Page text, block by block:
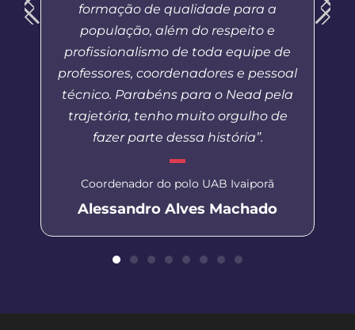
formação de qualidade para a
população, além do respeito e
profissionalismo de toda equipe de
professores, coordenadores e pessoal
técnico. Parabéns para o Nead pela
trajetória, tenho muito orgulho de
fazer parte dessa história”.
Coordenador do polo UAB Ivaiporã
Alessandro Alves Machado